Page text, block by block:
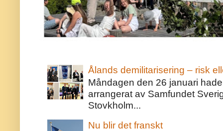
Ålands demilitarisering – risk
Måndagen den 26 januari
arrangerat av Samfundet
Stovkholm...
Nu blir det franskt